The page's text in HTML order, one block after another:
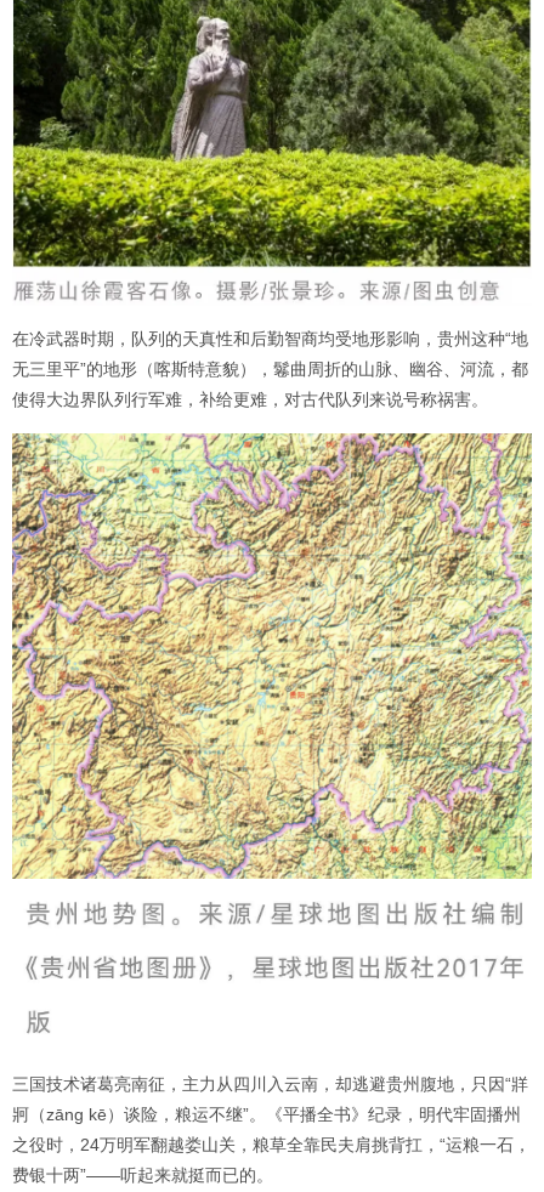
在冷武器时期，队列的天真性和后勤智商均受地形影响，贵州这种“地
无三里平”的地形（喀斯特意貌），鬈曲周折的山脉、幽谷、河流，都
使得大边界队列行军难，补给更难，对古代队列来说号称祸害。
三国技术诸葛亮南征，主力从四川入云南，却逃避贵州腹地，只因“牂
牁（zāng kē）谈险，粮运不继”。《平播全书》纪录，明代牢固播州
之役时，24万明军翻越娄山关，粮草全靠民夫肩挑背扛，“运粮一石，
费银十两”——听起来就挺而已的。